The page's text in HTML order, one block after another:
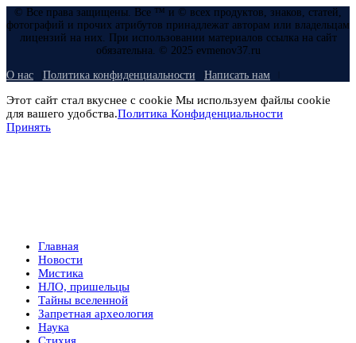
© Все права защищены. Все ™ и © всех продуктов, знаков, статей,
фотографий и прочих атрибутов принадлежат авторам или владельцам
лицензий на них. При использовании материалов ссылка на сайт
обязательна. © 2025 evmenov37.ru
О нас Политика конфиденциальности Написать нам
Этот сайт стал вкуснее с cookie Мы используем файлы cookie
для вашего удобства.Политика Конфиденциальности
Принять
Главная
Новости
Мистика
НЛО, пришельцы
Тайны вселенной
Запретная археология
Наука
Стихия